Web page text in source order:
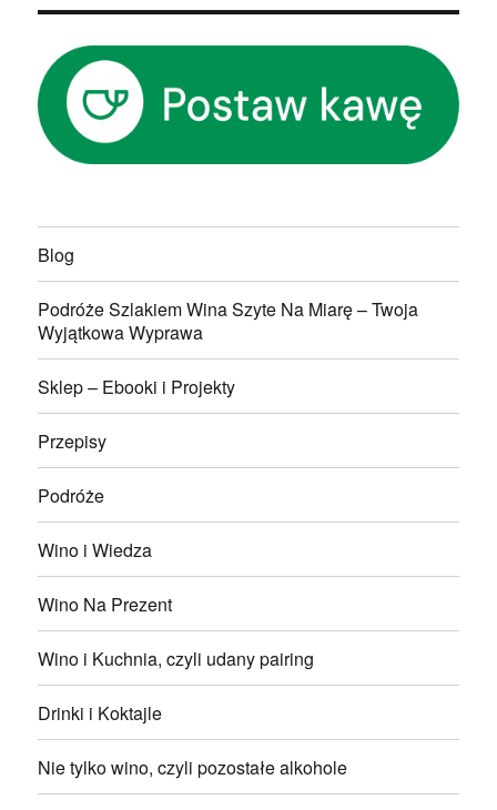
Blog
Podróże Szlakiem Wina Szyte Na Miarę – Twoja
Wyjątkowa Wyprawa
Sklep – Ebooki i Projekty
Przepisy
Podróże
Wino i Wiedza
Wino Na Prezent
Wino i Kuchnia, czyli udany pairing
Drinki i Koktajle
Nie tylko wino, czyli pozostałe alkohole